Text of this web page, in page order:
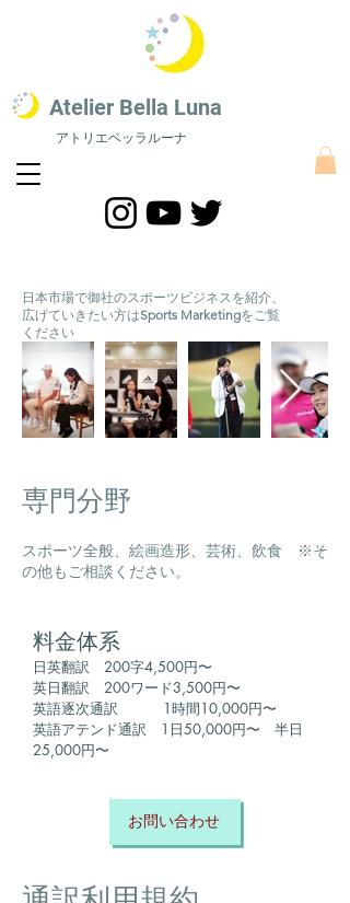
​Atelier Bella Luna
アトリエベッラルーナ
日本市場で御社のスポーツビジネスを紹介、
広げていきたい方はSports Marketingをご覧
ください
専門分野
スポーツ全般、絵画造形、芸術、飲食 ​ ※そ
の他もご相談ください。
​料金体系
日英翻訳 200字4,500円〜
英日翻訳 200ワード3,500円〜
英語逐次通訳 1時間10,000円〜
英語アテンド通訳 1日50,000円〜 半日
25,000円〜
お問い合わせ